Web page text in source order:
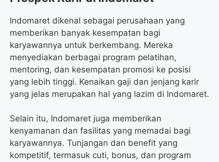
Indomaret dikenal sebagai perusahaan yang
memberikan banyak kesempatan bagi
karyawannya untuk berkembang. Mereka
menyediakan berbagai program pelatihan,
mentoring, dan kesempatan promosi ke posisi
yang lebih tinggi. Kenaikan gaji dan jenjang karir
yang jelas merupakan hal yang lazim di Indomaret.
Selain itu, Indomaret juga memberikan
kenyamanan dan fasilitas yang memadai bagi
karyawannya. Tunjangan dan benefit yang
kompetitif, termasuk cuti, bonus, dan program